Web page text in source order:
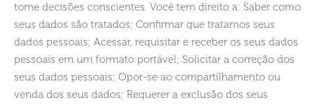
tome decisões conscientes. Você tem direito a: Saber como
seus dados são tratados; Confirmar que tratamos seus
dados pessoais; Acessar, requisitar e receber os seus dados
pessoais em um formato portável; Solicitar a correção dos
seus dados pessoais; Opor-se ao compartilhamento ou
venda dos seus dados; Requerer a exclusão dos seus